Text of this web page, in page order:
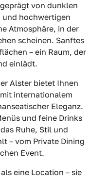
von dunklen
und hochwertigen
Atmosphäre, in der
scheinen. Sanftes
– ein Raum, der
einlädt.
Alster bietet Ihnen
internationalem
Eleganz.
und feine Drinks
Ruhe, Stil und
– vom Private Dining
Event.
eine Location – sie